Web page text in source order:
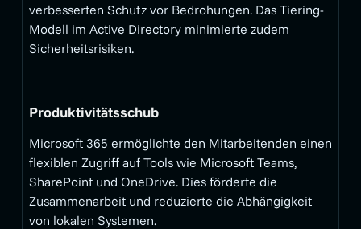
verbesserten Schutz vor Bedrohungen. Das Tiering-
Modell im Active Directory minimierte zudem
Sicherheitsrisiken.
Produktivitätsschub
Microsoft 365 ermöglichte den Mitarbeitenden einen
flexiblen Zugriff auf Tools wie Microsoft Teams,
SharePoint und OneDrive. Dies förderte die
Zusammenarbeit und reduzierte die Abhängigkeit
von lokalen Systemen.